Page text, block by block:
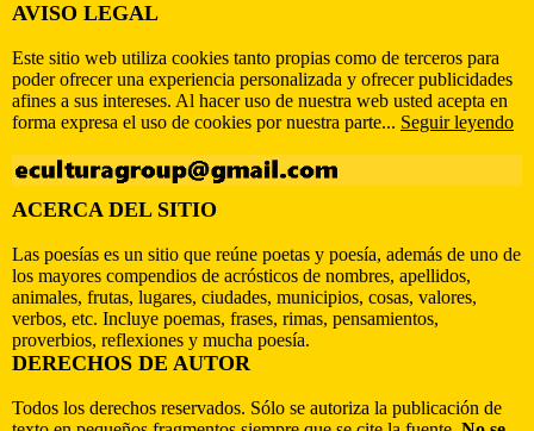
AVISO LEGAL
Este sitio web utiliza cookies tanto propias como de terceros para
poder ofrecer una experiencia personalizada y ofrecer publicidades
afines a sus intereses. Al hacer uso de nuestra web usted acepta en
forma expresa el uso de cookies por nuestra parte... Seguir leyendo
ACERCA DEL SITIO
Las poesías es un sitio que reúne poetas y poesía, además de uno de
los mayores compendios de acrósticos de nombres, apellidos,
animales, frutas, lugares, ciudades, municipios, cosas, valores,
verbos, etc. Incluye poemas, frases, rimas, pensamientos,
proverbios, reflexiones y mucha poesía.
DERECHOS DE AUTOR
Todos los derechos reservados. Sólo se autoriza la publicación de